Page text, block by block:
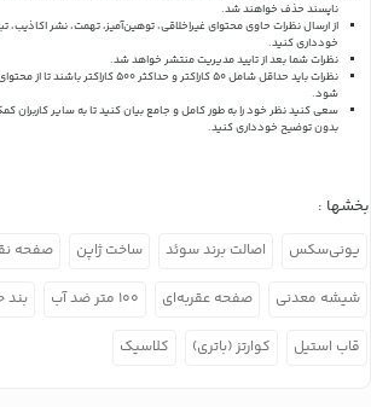
ناپسند حذف خواهند شد.
از ارسال نظرات حاوی محتوای غیراخلاقی، توهین‌آمیز، تهمت، نشر
خودداری کنید.
نظرات شما بعد از تایید مدیریت منتشر خواهد شد.
نظرات باید حداقل شامل 50 کاراکتر و حداکثر
شود.
سعی کنید نظر خود را به طور کامل و جامع بیان کنید تا به سایر کاربران
بدون توضیح خودداری کنید.
بخشها :
یونی‌سکس اصالت برند سوئد ساخت ژاپن صفحه
شیشه معدنی صفحه عقربه‌ای ۱۰۰ متر ضد آب بند
قاب استیل کوارتز (باتری) کلاسیک